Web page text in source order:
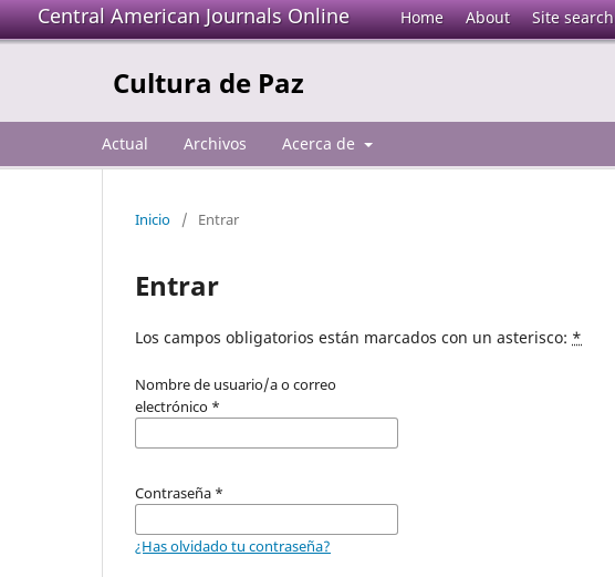
Central American Journals Online Home About Site search
Cultura de Paz
Actual Archivos Acerca de
Inicio / Entrar
Entrar
Los campos obligatorios están marcados con un asterisco: *
Nombre de usuario/a o correo
electrónico *
Contraseña *
¿Has olvidado tu contraseña?